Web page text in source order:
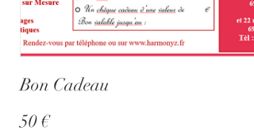
Bon Cadeau
50 €